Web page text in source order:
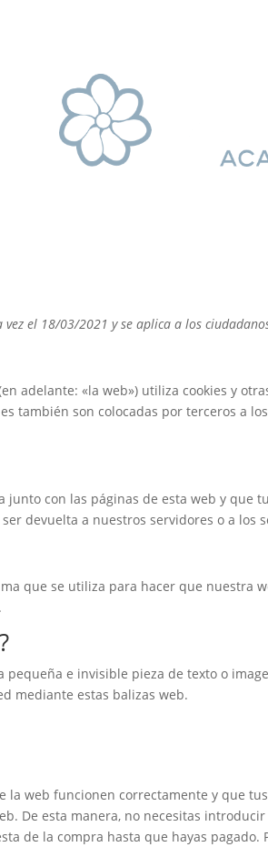
el 18/03/2021 y se aplica a los
adelante: «la web») utiliza cookies y
también son colocadas por terceros a
junto con las páginas de esta web y
devuelta a nuestros servidores o a
que se utiliza para hacer que nuestra
pequeña e invisible pieza de texto o
mediante estas balizas web.
la web funcionen correctamente y que
De esta manera, no necesitas
de la compra hasta que hayas pagado.